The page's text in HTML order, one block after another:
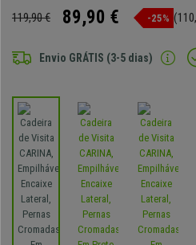
119,90 € 89,90 € -25%
Envio GRÁTIS (3-5 dias)